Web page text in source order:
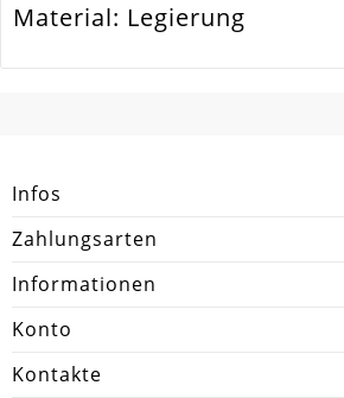
Material: Legierung
Infos
Zahlungsarten
Informationen
Konto
Kontakte